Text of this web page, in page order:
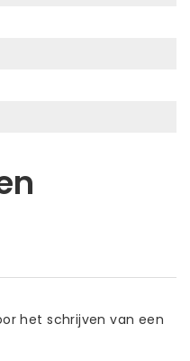
het schrijven van een